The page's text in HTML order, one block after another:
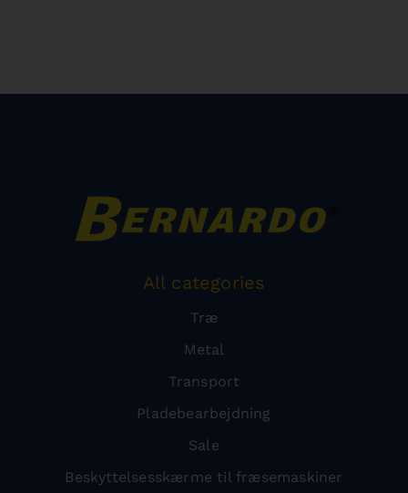
All categories
Træ
Metal
Transport
Pladebearbejdning
Sale
Beskyttelsesskærme til fræsemaskiner